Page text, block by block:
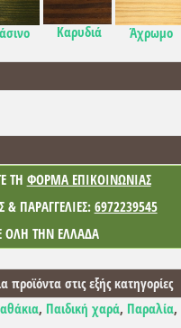
Καρυδιά Άχρωμο
ΤΗ ΦΟΡΜΑ ΕΠΙΚΟΙΝΩΝΙΑΣ
ΠΑΡΑΓΓΕΛΙΕΣ:6972239545
ΤΗΝ ΕΛΛΑΔΑ
προϊόντα στις εξής κατηγορίες
, Παιδική χαρά, Παραλία,